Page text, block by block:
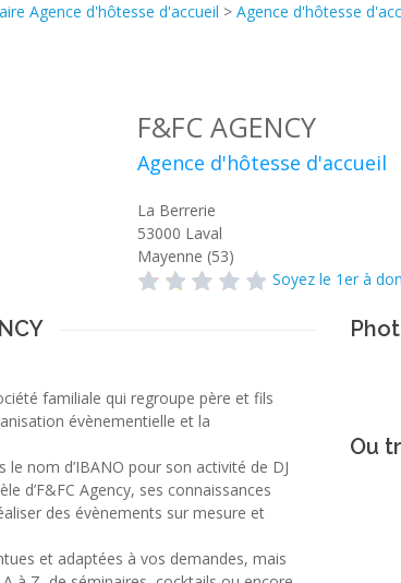
Agence d'hôtesse d'accueil > Agence d'hôtesse
F&FC AGENCY
Agence d'hôtesse d'accueil
La Berrerie
53000 Laval
Mayenne (53)
Soyez le 1er à
familiale qui regroupe père et fils
évènementielle et la
le nom d’IBANO pour son activité de DJ
d’F&FC Agency, ses connaissances
des évènements sur mesure et
et adaptées à vos demandes, mais
Ou